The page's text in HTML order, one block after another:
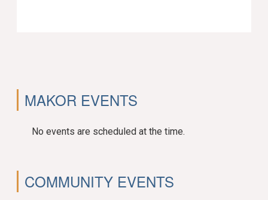
MAKOR EVENTS
No events are scheduled at the time.
COMMUNITY EVENTS